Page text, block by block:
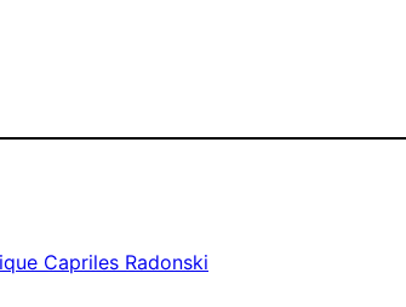
Capriles Radonski